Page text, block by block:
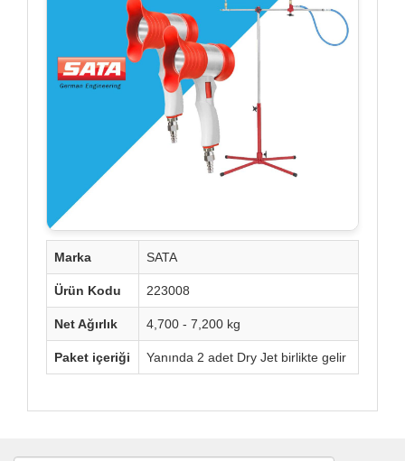
Marka SATA
Ürün Kodu 223008
Net Ağırlık 4,700 - 7,200 kg
Paket içeriği Yanında 2 adet Dry Jet birlikte gelir